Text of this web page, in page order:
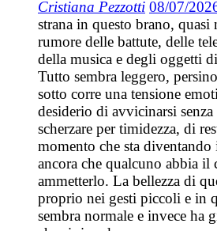
Cristiana Pezzotti 08/07/
strana in questo brano, quasi
rumore delle battute, delle
della musica e degli oggetti
Tutto sembra leggero,
sotto corre una tensione
desiderio di avvicinarsi
scherzare per timidezza, di
momento che sta
ancora che qualcuno abbia il
ammetterlo. La bellezza di
proprio nei gesti piccoli e in
sembra normale e invece ha